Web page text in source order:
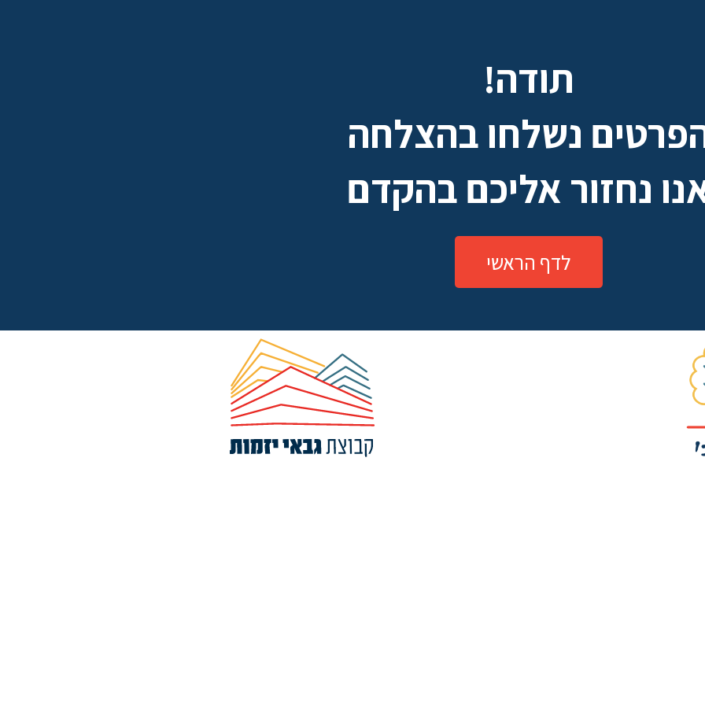
תודה!
נשלחו בהצלחה
נחזור אליכם בהקדם
לדף הראשי